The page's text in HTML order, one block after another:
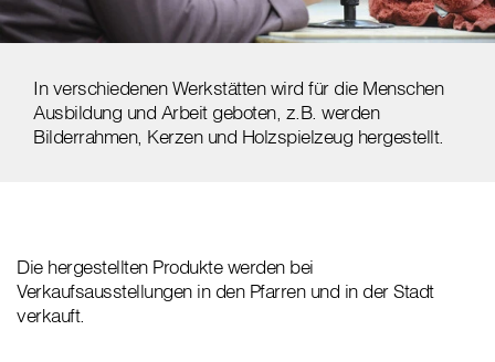
In verschiedenen Werkstätten wird für die Menschen
Ausbildung und Arbeit geboten, z.B. werden
Bilderrahmen, Kerzen und Holzspielzeug hergestellt.
Die hergestellten Produkte werden bei
Verkaufsausstellungen in den Pfarren und in der Stadt
verkauft.